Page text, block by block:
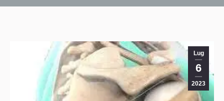
Lug
6
2023